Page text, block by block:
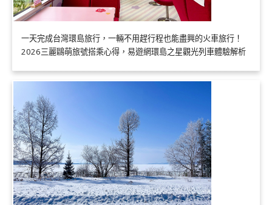
一天完成台灣環島旅行，一輛不用趕行程也能盡興的火車旅行！
2026三麗鷗萌旅號搭乘心得，易遊網環島之星觀光列車體驗解析